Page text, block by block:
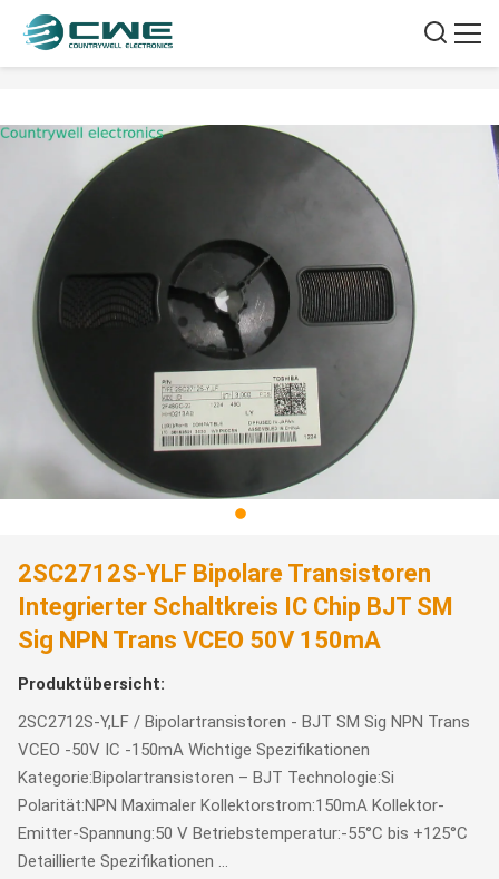
2SC2712S-YLF Bipolare Transistoren
Integrierter Schaltkreis IC Chip BJT SM
Sig NPN Trans VCEO 50V 150mA
Produktübersicht:
2SC2712S-Y,LF / Bipolartransistoren - BJT SM Sig NPN Trans
VCEO -50V IC -150mA Wichtige Spezifikationen
Kategorie:Bipolartransistoren – BJT Technologie:Si
Polarität:NPN Maximaler Kollektorstrom:150mA Kollektor-
Emitter-Spannung:50 V Betriebstemperatur:-55°C bis +125°C
Detaillierte Spezifikationen ...